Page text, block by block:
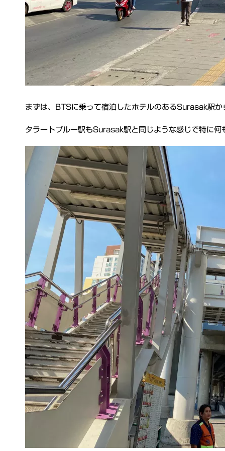
まずは、BTSに乗って宿泊したホテルのあるSurasak駅
タラートプルー駅もSurasak駅と同じような感じで特に